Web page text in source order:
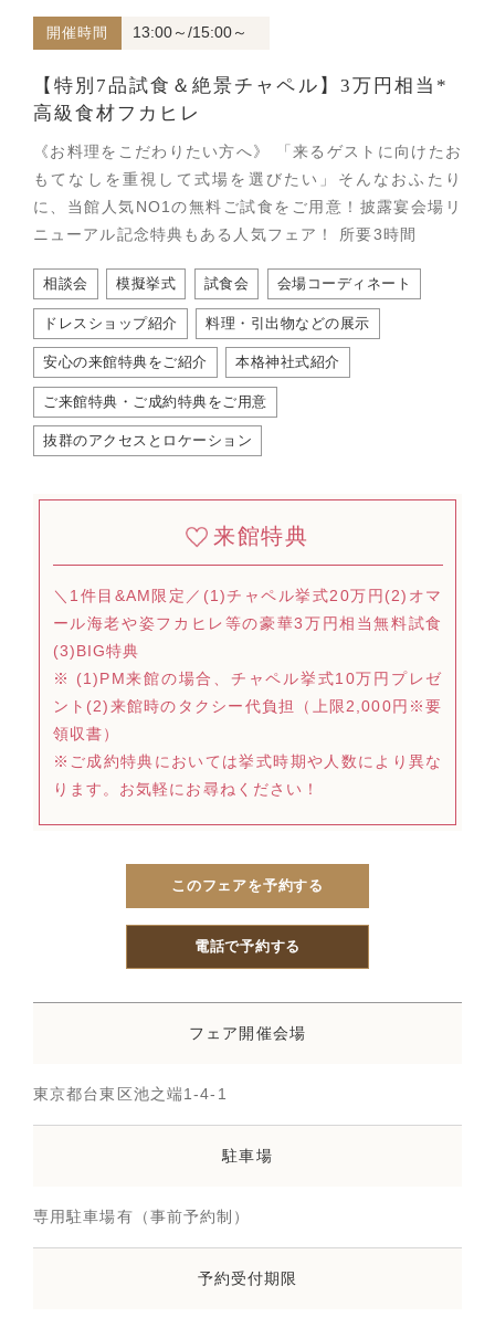
開催時間 13:00～/15:00～
【特別7品試食＆絶景チャペル】3万円相当*
高級食材フカヒレ
《お料理をこだわりたい方へ》 「来るゲストに向けたお
もてなしを重視して式場を選びたい」そんなおふたり
に、当館人気NO1の無料ご試食をご用意！披露宴会場リ
ニューアル記念特典もある人気フェア！ 所要3時間
相談会 模擬挙式 試食会 会場コーディネート
ドレスショップ紹介 料理・引出物などの展示
安心の来館特典をご紹介 本格神社式紹介
ご来館特典・ご成約特典をご用意
抜群のアクセスとロケーション
来館特典
＼1件目&AM限定／(1)チャペル挙式20万円(2)オマ
ール海老や姿フカヒレ等の豪華3万円相当無料試食
(3)BIG特典
※ (1)PM来館の場合、チャペル挙式10万円プレゼ
ント(2)来館時のタクシー代負担（上限2,000円※要
領収書）
※ご成約特典においては挙式時期や人数により異な
ります。お気軽にお尋ねください！
このフェアを予約する
電話で予約する
フェア開催会場
東京都台東区池之端1-4-1
駐車場
専用駐車場有（事前予約制）
予約受付期限